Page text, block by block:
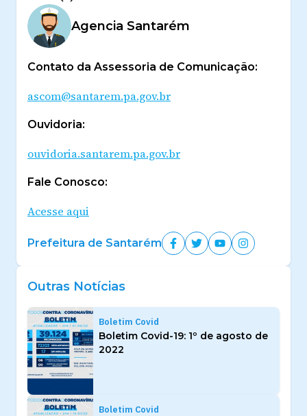
Agencia Santarém
Contato da Assessoria de Comunicação:
ascom@santarem.pa.gov.br
Ouvidoria:
ouvidoria.santarem.pa.gov.br
Fale Conosco:
Acesse aqui
Prefeitura de Santarém
Outras Notícias
Boletim Covid
Boletim Covid-19: 1º de agosto de
2022
Boletim Covid